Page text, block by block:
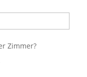
Zimmer?